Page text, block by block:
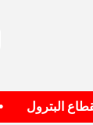
البترول